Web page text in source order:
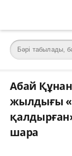
Абай
жылдығы
шара